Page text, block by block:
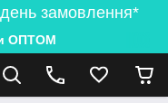
замовлення*
ОПТОМ